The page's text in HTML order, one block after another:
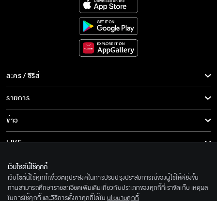
ละคร / ซีรีส์
ละคร/ซีรีส์
ซีรีส์นานาชาติ
การ์ตูน & เกม
รายการ
รายการทั้งหมด
ข่าว
ข่าวทั้งหมด
ข่าวประชาสัมพันธ์
LIVE
เกี่ยวกับเรา
BEC World
ติดตามเราได้ที่
เว็บไซต์นี้ใช้คุกกี้
เว็บไซต์นี้ใช้คุกกี้เพื่อวัตถุประสงค์ในการปรับปรุงประสบการณ์ของผู้ใช้ให้ดียิ่งขึ้น
ท่านสามารถศึกษารายละเอียดเพิ่มเติมเกี่ยวกับประเภทของคุกกี้ที่เราจัดเก็บ เหตุผล
ในการใช้คุกกี้ และวิธีการตั้งค่าคุกกี้ได้ใน นโยบายคุกกี้